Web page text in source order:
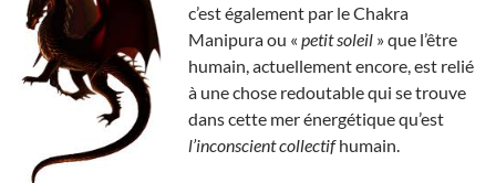
c’est également par le Chakra
Manipura ou « petit soleil » que l’être
humain, actuellement encore, est relié
à une chose redoutable qui se trouve
dans cette mer énergétique qu’est
l’inconscient collectifhumain.